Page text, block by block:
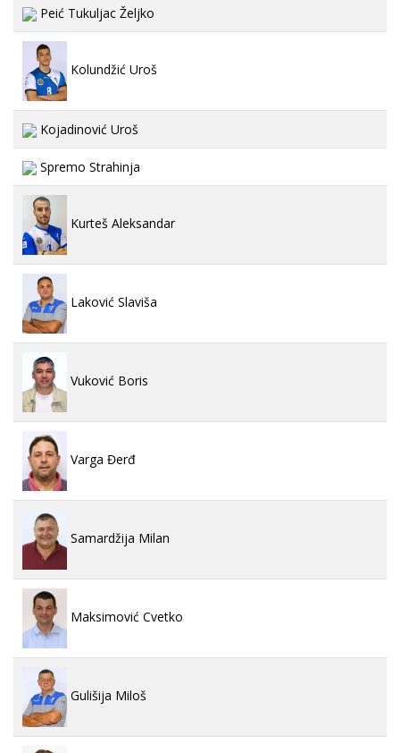
Peić Tukuljac Željko
Kolundžić Uroš
Kojadinović Uroš
Spremo Strahinja
Kurteš Aleksandar
Laković Slaviša
Vuković Boris
Varga Đerđ
Samardžija Milan
Maksimović Cvetko
Gulišija Miloš